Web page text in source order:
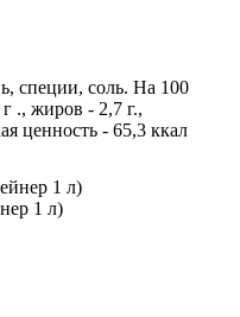
специи, соль. На 100
., жиров - 2,7 г.,
ценность - 65,3 ккал
1 л)